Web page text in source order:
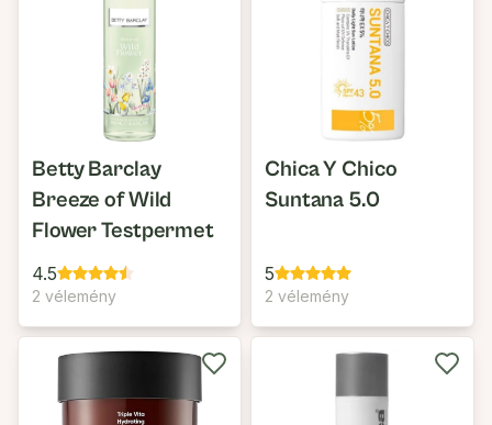
Betty Barclay
Breeze of Wild
Flower Testpermet
4.5
2 vélemény
Chica Y Chico
Suntana 5.0
5
2 vélemény